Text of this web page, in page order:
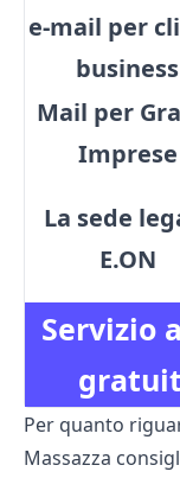
Servizio
e-mail per
business
Mail per
Imprese
La sede
E.ON
Per quanto
Massazza